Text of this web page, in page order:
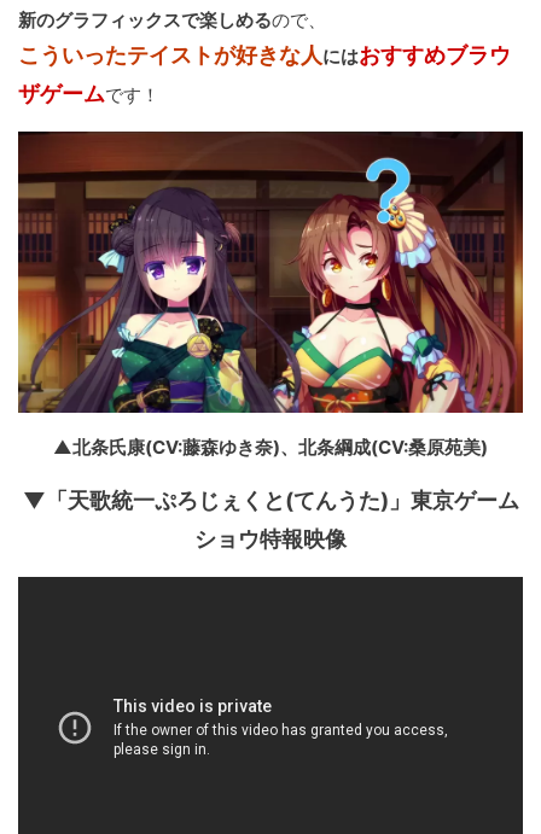
新のグラフィックスで楽しめるので、
こういったテイストが好きな人にはおすすめブラウ
ザゲームです！
▲北条氏康(CV:藤森ゆき奈)、北条綱成(CV:桑原苑美)
▼「天歌統一ぷろじぇくと(てんうた)」東京ゲーム
ショウ特報映像